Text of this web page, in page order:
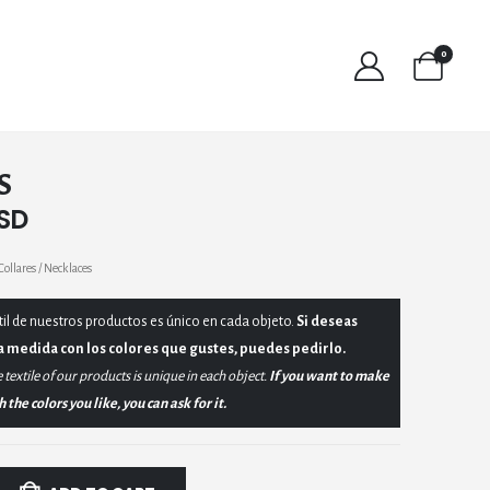
0
/ Necklaces
de nuestros productos es único en cada objeto. Si deseas
medida con los colores que gustes, puedes pedirlo.
textile of our products is unique in each object. If you want to make
the colors you like, you can ask for it.